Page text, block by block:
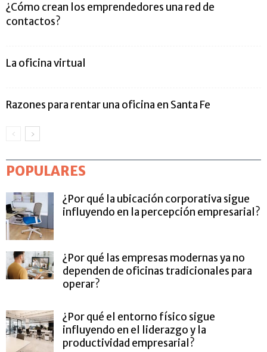
¿Cómo crean los emprendedores una red de
contactos?
La oficina virtual
Razones para rentar una oficina en Santa Fe
POPULARES
¿Por qué la ubicación corporativa sigue
influyendo en la percepción empresarial?
¿Por qué las empresas modernas ya no
dependen de oficinas tradicionales para
operar?
¿Por qué el entorno físico sigue
influyendo en el liderazgo y la
productividad empresarial?